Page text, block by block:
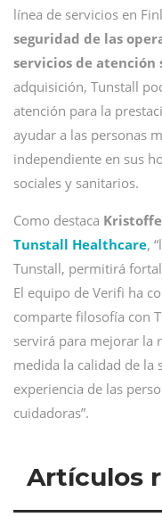
línea de servicios en
seguridad de las
servicios de atención
adquisición, Tunstall
atención para la
ayudar a las personas
independiente en sus
sociales y sanitarios.
Como destaca
Tunstall Healthcare,
Tunstall, permitirá
El equipo de Verifi ha
comparte filosofía con
servirá para mejorar la
medida la calidad de la
experiencia de las
cuidadoras”.
Artículos